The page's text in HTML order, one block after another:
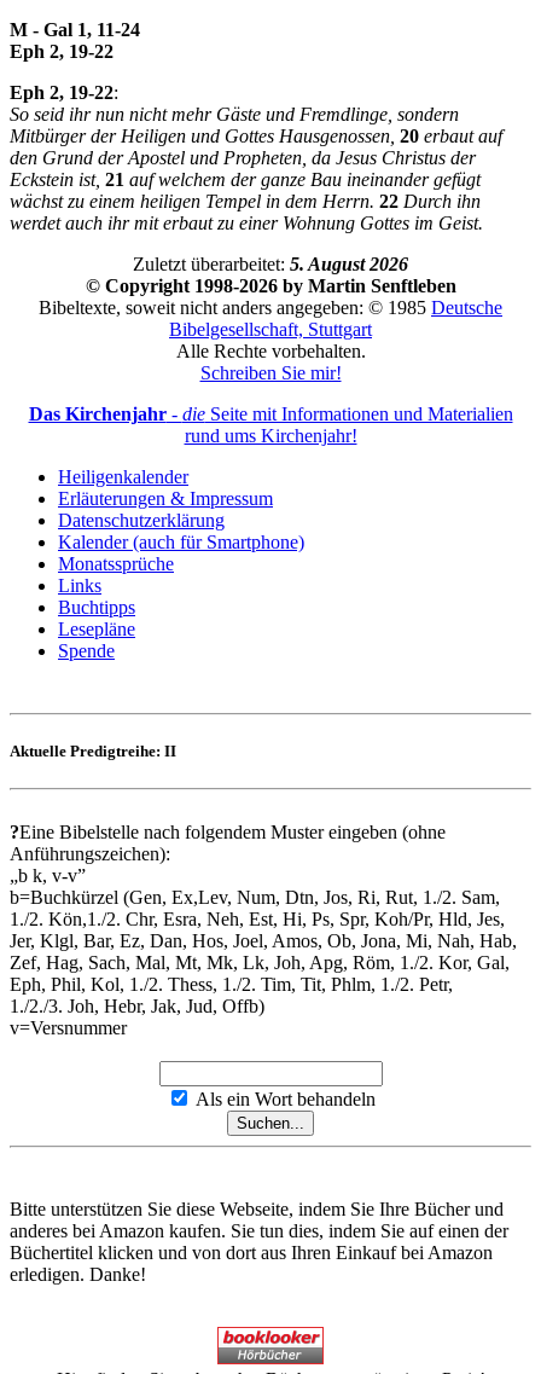
M - Gal 1, 11-24
Eph 2, 19-22
Eph 2, 19-22:
So seid ihr nun nicht mehr Gäste und Fremdlinge, sondern
Mitbürger der Heiligen und Gottes Hausgenossen, 20 erbaut auf
den Grund der Apostel und Propheten, da Jesus Christus der
Eckstein ist, 21 auf welchem der ganze Bau ineinander gefügt
wächst zu einem heiligen Tempel in dem Herrn. 22 Durch ihn
werdet auch ihr mit erbaut zu einer Wohnung Gottes im Geist.
Zuletzt überarbeitet: 5. August 2026
© Copyright 1998-2026 by Martin Senftleben
Bibeltexte, soweit nicht anders angegeben: © 1985 Deutsche
Bibelgesellschaft, Stuttgart
Alle Rechte vorbehalten.
Schreiben Sie mir!
Das Kirchenjahr- dieSeite mit Informationen und Materialien
rund ums Kirchenjahr!
Heiligenkalender
Erläuterungen & Impressum
Datenschutzerklärung
Kalender (auch für Smartphone)
Monatssprüche
Links
Buchtipps
Lesepläne
Spende
Aktuelle Predigtreihe: II
?Eine Bibelstelle nach folgendem Muster eingeben (ohne
Anführungszeichen):
„b k, v-v”
b=Buchkürzel (Gen, Ex,Lev, Num, Dtn, Jos, Ri, Rut, 1./2. Sam,
1./2. Kön,1./2. Chr, Esra, Neh, Est, Hi, Ps, Spr, Koh/Pr, Hld, Jes,
Jer, Klgl, Bar, Ez, Dan, Hos, Joel, Amos, Ob, Jona, Mi, Nah, Hab,
Zef, Hag, Sach, Mal, Mt, Mk, Lk, Joh, Apg, Röm, 1./2. Kor, Gal,
Eph, Phil, Kol, 1./2. Thess, 1./2. Tim, Tit, Phlm, 1./2. Petr,
1./2./3. Joh, Hebr, Jak, Jud, Offb)
v=Versnummer
Als ein Wort behandeln
Bitte unterstützen Sie diese Webseite, indem Sie Ihre Bücher und
anderes bei Amazon kaufen. Sie tun dies, indem Sie auf einen der
Büchertitel klicken und von dort aus Ihren Einkauf bei Amazon
erledigen. Danke!